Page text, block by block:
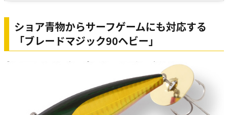
ショア青物からサーフゲームにも対応する
「ブレードマジック90ヘビー」